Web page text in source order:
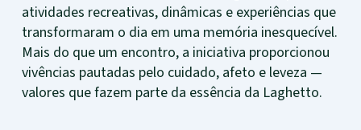
atividades recreativas, dinâmicas e experiências que
transformaram o dia em uma memória inesquecível.
Mais do que um encontro, a iniciativa proporcionou
vivências pautadas pelo cuidado, afeto e leveza —
valores que fazem parte da essência da Laghetto.